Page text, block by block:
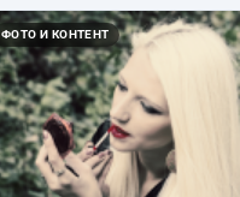
ФОТО И КОНТЕНТ